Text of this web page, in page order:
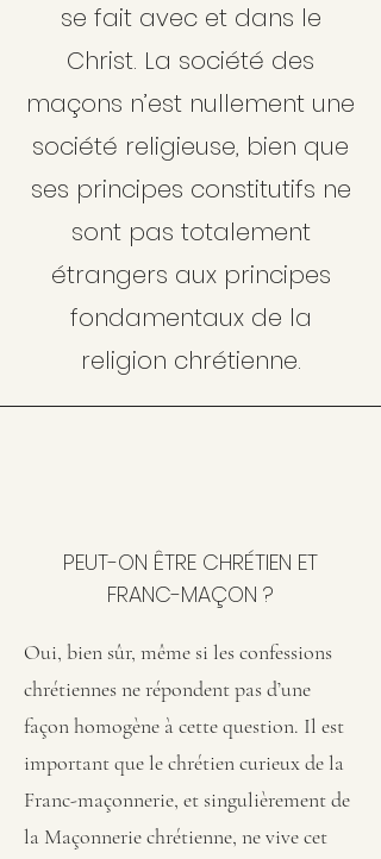
se fait avec et dans le
Christ. La société des
maçons n’est nullement une
société religieuse, bien que
ses principes constitutifs ne
sont pas totalement
étrangers aux principes
fondamentaux de la
religion chrétienne.
PEUT-ON ÊTRE CHRÉTIEN ET
FRANC-MAÇON ?
Oui, bien sûr, même si les confessions
chrétiennes ne répondent pas d’une
façon homogène à cette question. Il est
important que le chrétien curieux de la
Franc-maçonnerie, et singulièrement de
la Maçonnerie chrétienne, ne vive cet